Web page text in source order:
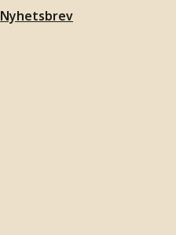
Nyhetsbrev